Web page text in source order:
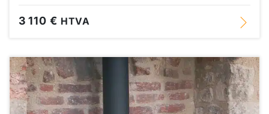
3 110 € HTVA